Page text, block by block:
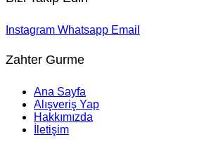
Instagram Whatsapp Email
Zahter Gurme
Ana Sayfa
Alışveriş Yap
Hakkımızda
İletişim